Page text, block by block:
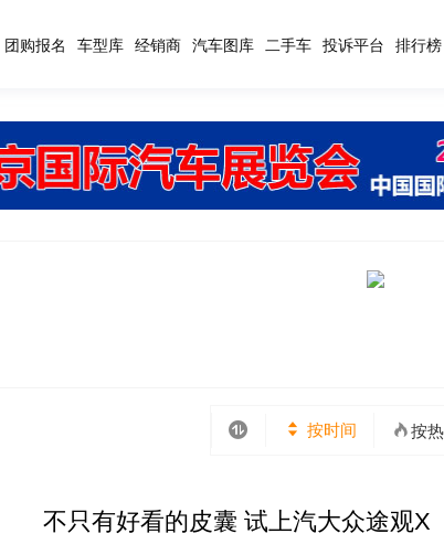
团购报名 车型库 经销商 汽车图库 二手车 投诉平台 排行榜
按时间 按
不只有好看的皮囊 试上汽大众途观X